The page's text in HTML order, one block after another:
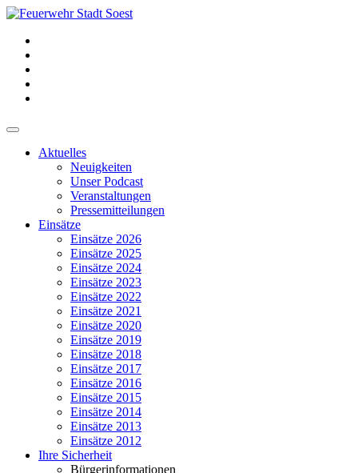
Aktuelles
Neuigkeiten
Unser Podcast
Veranstaltungen
Pressemitteilungen
Einsätze
Einsätze 2026
Einsätze 2025
Einsätze 2024
Einsätze 2023
Einsätze 2022
Einsätze 2021
Einsätze 2020
Einsätze 2019
Einsätze 2018
Einsätze 2017
Einsätze 2016
Einsätze 2015
Einsätze 2014
Einsätze 2013
Einsätze 2012
Ihre Sicherheit
Bürgerinformationen